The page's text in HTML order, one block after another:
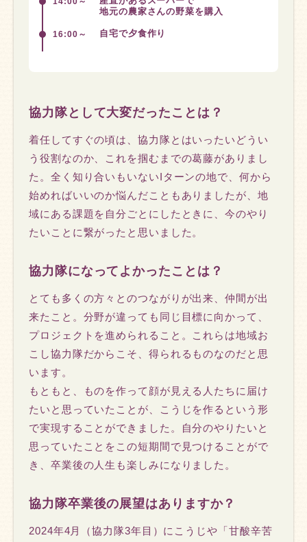
地元の農家さんの野菜を購入
16:00～ 自宅で夕食作り
協力隊として大変だったことは？
着任してすぐの頃は、協力隊とはいったいどうい
う役割なのか、これを掴むまでの葛藤がありまし
た。全く知り合いもいないIターンの地で、何から
始めればいいのか悩んだこともありましたが、地
域にある課題を自分ごとにしたときに、今のやり
たいことに繋がったと思いました。
協力隊になってよかったことは？
とても多くの方々とのつながりが出来、仲間が出
来たこと。分野が違っても同じ目標に向かって、
プロジェクトを進められること。これらは地域お
こし協力隊だからこそ、得られるものなのだと思
います。
もともと、ものを作って顔が見える人たちに届け
たいと思っていたことが、こうじを作るという形
で実現することができました。自分のやりたいと
思っていたことをこの短期間で見つけることがで
き、卒業後の人生も楽しみになりました。
協力隊卒業後の展望はありますか？
2024年4月（協力隊3年目）にこうじや「甘酸辛苦